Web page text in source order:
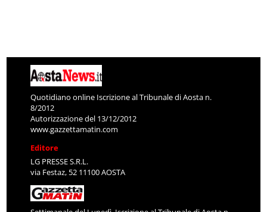
Quotidiano online Iscrizione al Tribunale di Aosta n.
8/2012
Autorizzazione del 13/12/2012
www.gazzettamatin.com
Editore
LG PRESSE S.R.L.
via Festaz, 52 11100 AOSTA